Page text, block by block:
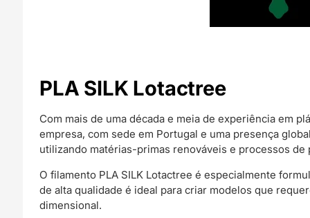
PLA SILK Lotactree
Com mais de uma década e meia de experiência em
empresa, com sede em Portugal e uma presença
utilizando matérias-primas renováveis e processos de
O filamento PLA SILK Lotactree é especialmente
de alta qualidade é ideal para criar modelos que
dimensional.